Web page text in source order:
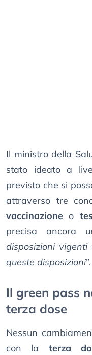
Il ministro della
stato ideato a
previsto che si
attraverso tre
vaccinazione o
precisa ancora
disposizioni
queste disposizioni”.
Il green pass
terza dose
Nessun
con la terza